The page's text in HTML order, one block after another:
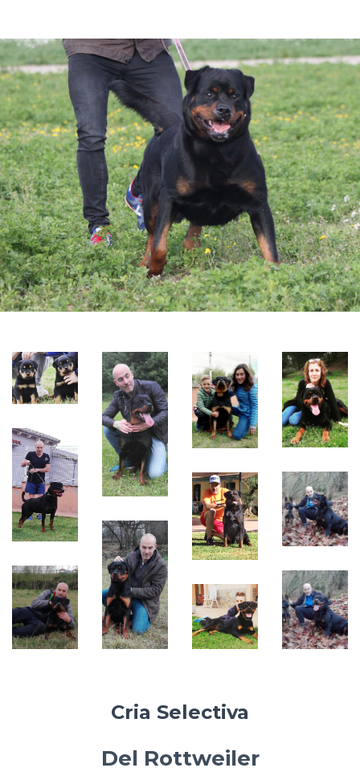
Cachorros
de
Rottweiler
Meses
Marc
Duran y
Olivia
vom
Willicher
Wappen

de
Batanen
Junto a
Marc
Duran
Asparo
La
Txell
Junto a
Soko
vom
Vilstaler
Cria Selectiva
Del Rottweiler